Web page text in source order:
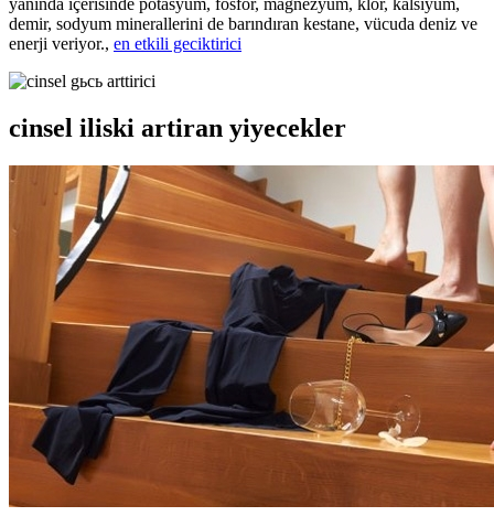
demir, sodyum minerallerini de barındıran kestane, vücuda deniz ve
enerji veriyor., en etkili geciktirici
cinsel iliski artiran yiyecekler